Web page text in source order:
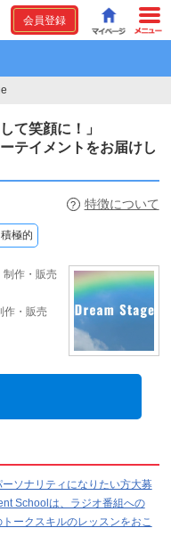
会員登録
て笑顔に！」
テイメントをお届けし
? 特徴について
極的
制作・販売
作・販売
ーソナリティになりたい方大募
Schoolは、ラジオ番組への
ークスキルのレッスンをおこ